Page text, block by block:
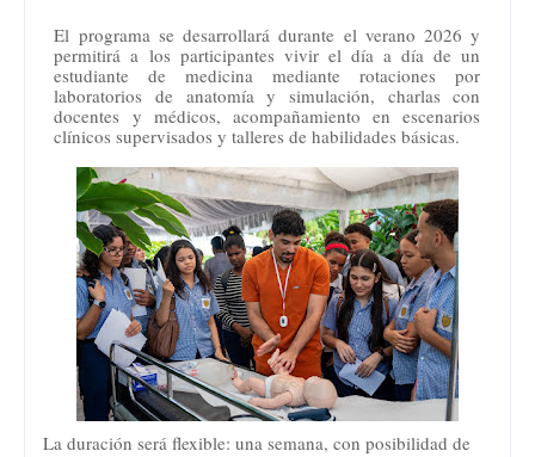
El programa se desarrollará durante el verano 2026 y
permitirá a los participantes vivir el día a día de un
estudiante de medicina mediante rotaciones por
laboratorios de anatomía y simulación, charlas con
docentes y médicos, acompañamiento en escenarios
clínicos supervisados y talleres de habilidades básicas.
La duración será flexible: una semana, con posibilidad de